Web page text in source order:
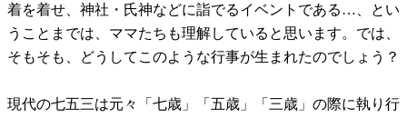
着を着せ、神社・氏神などに詣でるイベントである…、とい
うことまでは、ママたちも理解していると思います。では、
そもそも、どうしてこのような行事が生まれたのでしょう？
現代の七五三は元々「七歳」「五歳」「三歳」の際に執り行